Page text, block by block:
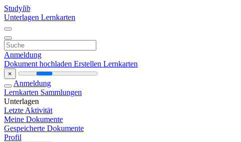
Studylib
Unterlagen Lernkarten
Anmeldung
Dokument hochladen Erstellen Lernkarten
×
Anmeldung
Lernkarten Sammlungen
Unterlagen
Letzte Aktivität
Meine Dokumente
Gespeicherte Dokumente
Profil